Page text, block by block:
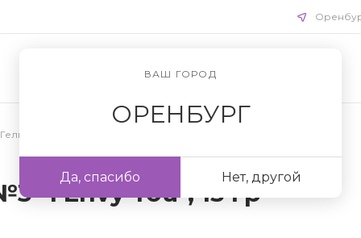
ВАШ ГОРОД
ОРЕНБУРГ
Да, спасибо Нет, другой
Гель для ногтей
"I Envy You", 15 гр